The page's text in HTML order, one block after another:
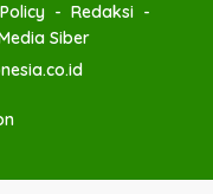
Redaksi
Siber